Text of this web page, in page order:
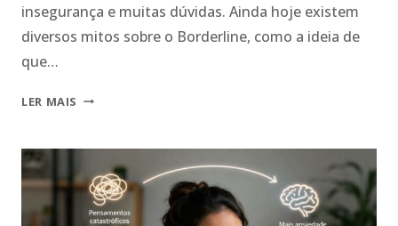
insegurança e muitas dúvidas. Ainda hoje existem
diversos mitos sobre o Borderline, como a ideia de
que…
LER MAIS BORDERLINE
A
DBT
DEVOLVE